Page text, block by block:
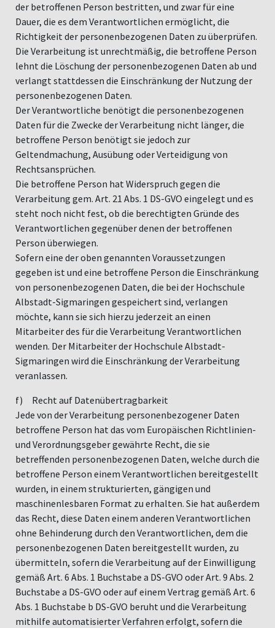
der betroffenen Person bestritten, und zwar für eine
Dauer, die es dem Verantwortlichen ermöglicht, die
Richtigkeit der personenbezogenen Daten zu überprüfen.
Die Verarbeitung ist unrechtmäßig, die betroffene Person
lehnt die Löschung der personenbezogenen Daten ab und
verlangt stattdessen die Einschränkung der Nutzung der
personenbezogenen Daten.
Der Verantwortliche benötigt die personenbezogenen
Daten für die Zwecke der Verarbeitung nicht länger, die
betroffene Person benötigt sie jedoch zur
Geltendmachung, Ausübung oder Verteidigung von
Rechtsansprüchen.
Die betroffene Person hat Widerspruch gegen die
Verarbeitung gem. Art. 21 Abs. 1 DS-GVO eingelegt und es
steht noch nicht fest, ob die berechtigten Gründe des
Verantwortlichen gegenüber denen der betroffenen
Person überwiegen.
Sofern eine der oben genannten Voraussetzungen
gegeben ist und eine betroffene Person die Einschränkung
von personenbezogenen Daten, die bei der Hochschule
Albstadt-Sigmaringen gespeichert sind, verlangen
möchte, kann sie sich hierzu jederzeit an einen
Mitarbeiter des für die Verarbeitung Verantwortlichen
wenden. Der Mitarbeiter der Hochschule Albstadt-
Sigmaringen wird die Einschränkung der Verarbeitung
veranlassen.
f) Recht auf Datenübertragbarkeit
Jede von der Verarbeitung personenbezogener Daten
betroffene Person hat das vom Europäischen Richtlinien-
und Verordnungsgeber gewährte Recht, die sie
betreffenden personenbezogenen Daten, welche durch die
betroffene Person einem Verantwortlichen bereitgestellt
wurden, in einem strukturierten, gängigen und
maschinenlesbaren Format zu erhalten. Sie hat außerdem
das Recht, diese Daten einem anderen Verantwortlichen
ohne Behinderung durch den Verantwortlichen, dem die
personenbezogenen Daten bereitgestellt wurden, zu
übermitteln, sofern die Verarbeitung auf der Einwilligung
gemäß Art. 6 Abs. 1 Buchstabe a DS-GVO oder Art. 9 Abs. 2
Buchstabe a DS-GVO oder auf einem Vertrag gemäß Art. 6
Abs. 1 Buchstabe b DS-GVO beruht und die Verarbeitung
mithilfe automatisierter Verfahren erfolgt, sofern die